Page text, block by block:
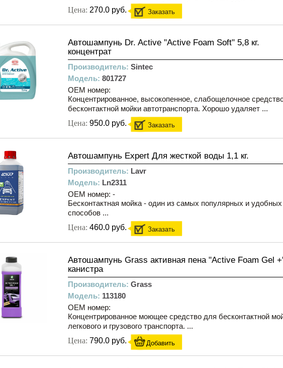
Цена: 270.0 руб. Заказать
Автошампунь Dr. Active "Active Foam Soft" 5,8 кг.
концентрат
Производитель: Sintec
Модель: 801727
OEM номер:
Концентрированное, высокопенное, слабощелочное
бесконтактной мойки автотранспорта. Хорошо удаляет ...
Цена: 950.0 руб. Заказать
Автошампунь Expert Для жесткой воды 1,1 кг.
Производитель: Lavr
Модель: Ln2311
OEM номер: -
Бесконтактная мойка - один из самых популярных и удобных
способов ...
Цена: 460.0 руб. Заказать
Автошампунь Grass активная пена "Active Foam Gel
канистра
Производитель: Grass
Модель: 113180
OEM номер:
Концентрированное моющее средство для бесконтактной
легкового и грузового транспорта. ...
Цена: 790.0 руб. Добавить